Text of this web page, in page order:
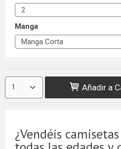
Manga
Añadir a
¿Vendéis